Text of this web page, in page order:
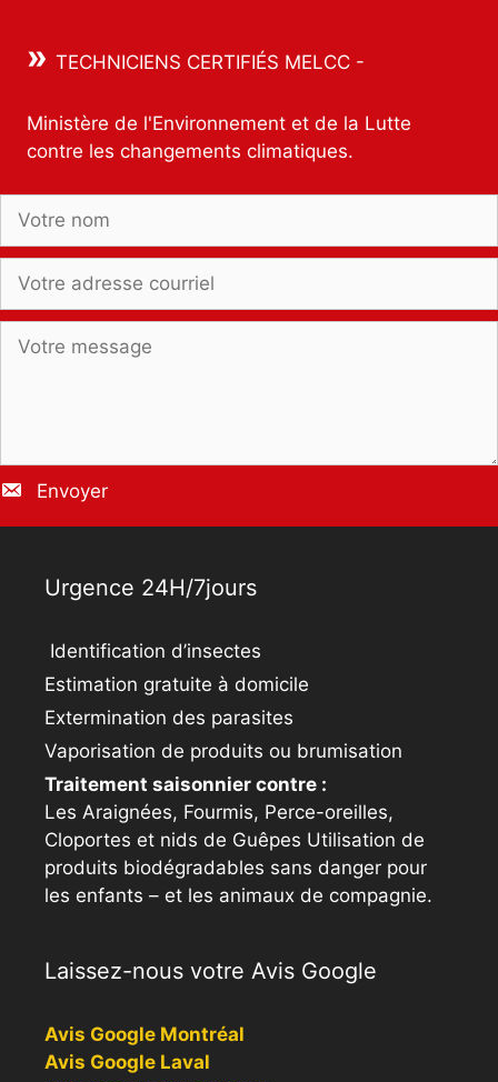
» TECHNICIENS CERTIFIÉS MELCC -
Ministère de l'Environnement et de la Lutte
contre les changements climatiques.
Envoyer
Urgence 24H/7jours
Identification d’insectes
Estimation gratuite à domicile
Extermination des parasites
Vaporisation de produits ou brumisation
Traitement saisonnier contre :
Les Araignées, Fourmis, Perce-oreilles,
Cloportes et nids de Guêpes Utilisation de
produits biodégradables sans danger pour
les enfants – et les animaux de compagnie.
Laissez-nous votre Avis Google
Avis Google Montréal
Avis Google Laval